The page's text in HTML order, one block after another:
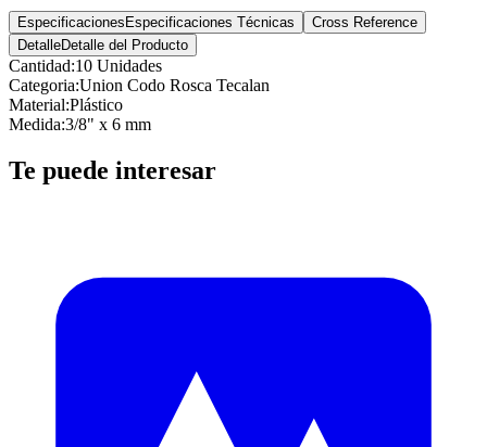
Especificaciones Especificaciones Técnicas
Cross Reference
DetalleDetalle del Producto
Cantidad:10 Unidades
Categoria:Union Codo Rosca Tecalan
Material:Plástico
Medida:3/8" x 6 mm
Te puede interesar